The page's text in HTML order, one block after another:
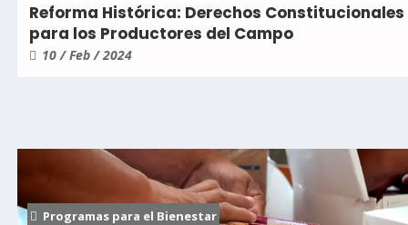
Reforma Histórica: Derechos Constitucionales
para los Productores del Campo
10 / Feb / 2024
Programas para el Bienestar